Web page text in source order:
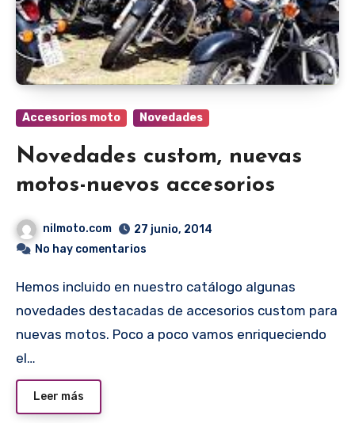
Accesorios moto Novedades
Novedades custom, nuevas
motos-nuevos accesorios
nilmoto.com
27 junio, 2014
No hay comentarios
Hemos incluido en nuestro catálogo algunas
novedades destacadas de accesorios custom para
nuevas motos. Poco a poco vamos enriqueciendo
el…
Leer más